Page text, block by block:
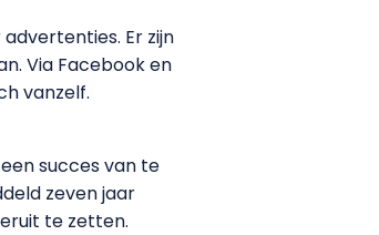
Er zijn
Via Facebook en
vanzelf.
succes van te
zeven jaar
te zetten.